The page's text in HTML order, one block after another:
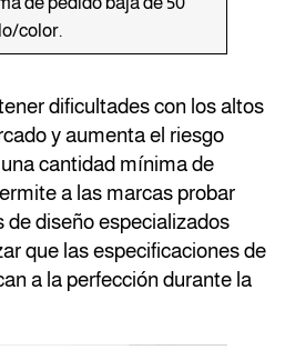
color.
dificultades con los altos
y aumenta el riesgo
cantidad mínima de
a las marcas probar
diseño especializados
que las especificaciones de
a la perfección durante la